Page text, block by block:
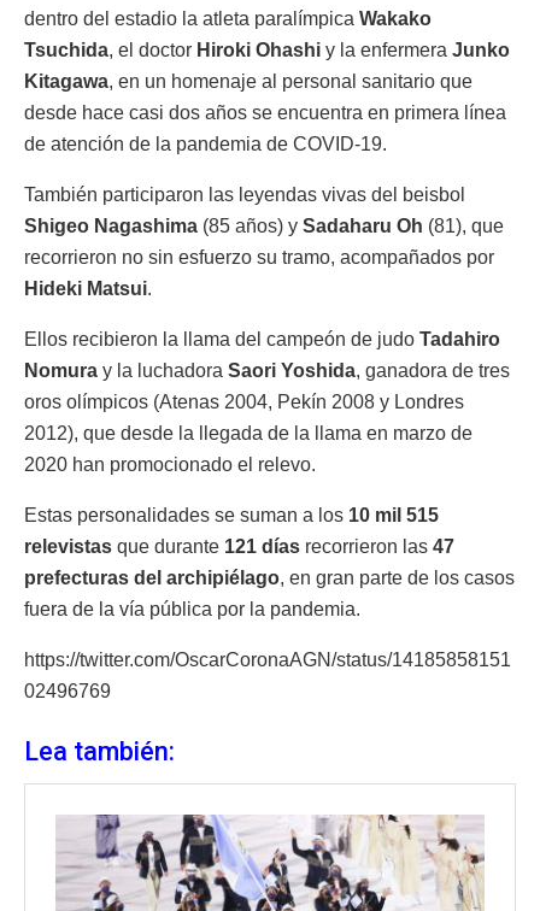
dentro del estadio la atleta paralímpica Wakako
Tsuchida, el doctor Hiroki Ohashi y la enfermera Junko
Kitagawa, en un homenaje al personal sanitario que
desde hace casi dos años se encuentra en primera línea
de atención de la pandemia de COVID-19.
También participaron las leyendas vivas del beisbol
Shigeo Nagashima (85 años) y Sadaharu Oh (81), que
recorrieron no sin esfuerzo su tramo, acompañados por
Hideki Matsui.
Ellos recibieron la llama del campeón de judo Tadahiro
Nomura y la luchadora Saori Yoshida, ganadora de tres
oros olímpicos (Atenas 2004, Pekín 2008 y Londres
2012), que desde la llegada de la llama en marzo de
2020 han promocionado el relevo.
Estas personalidades se suman a los 10 mil 515
relevistas que durante 121 días recorrieron las 47
prefecturas del archipiélago, en gran parte de los casos
fuera de la vía pública por la pandemia.
https://twitter.com/OscarCoronaAGN/status/14185858151
02496769
Lea también: